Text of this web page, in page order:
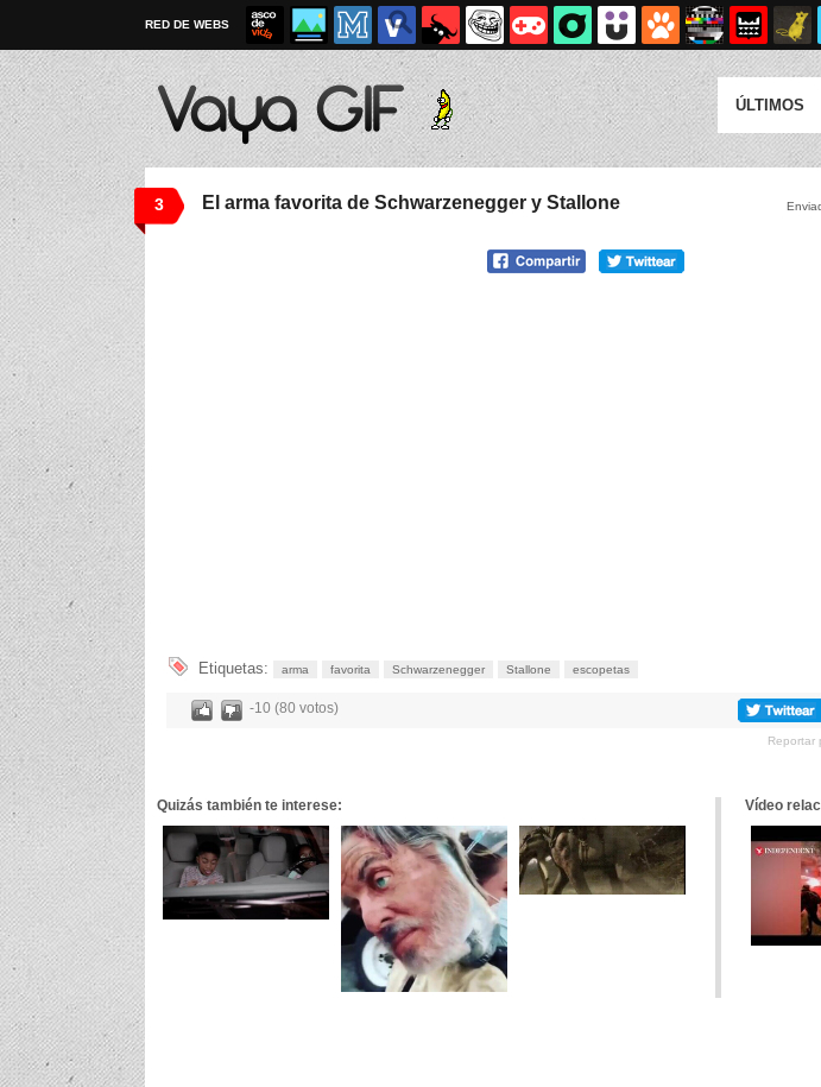
RED DE WEBS
ÚLTIMOS
3 El arma favorita de Schwarzenegger y Stallone
Etiquetas: arma favorita Schwarzenegger Stallone escopetas
-10 (80 votos)
Reportar
Quizás también te interese: Vídeo